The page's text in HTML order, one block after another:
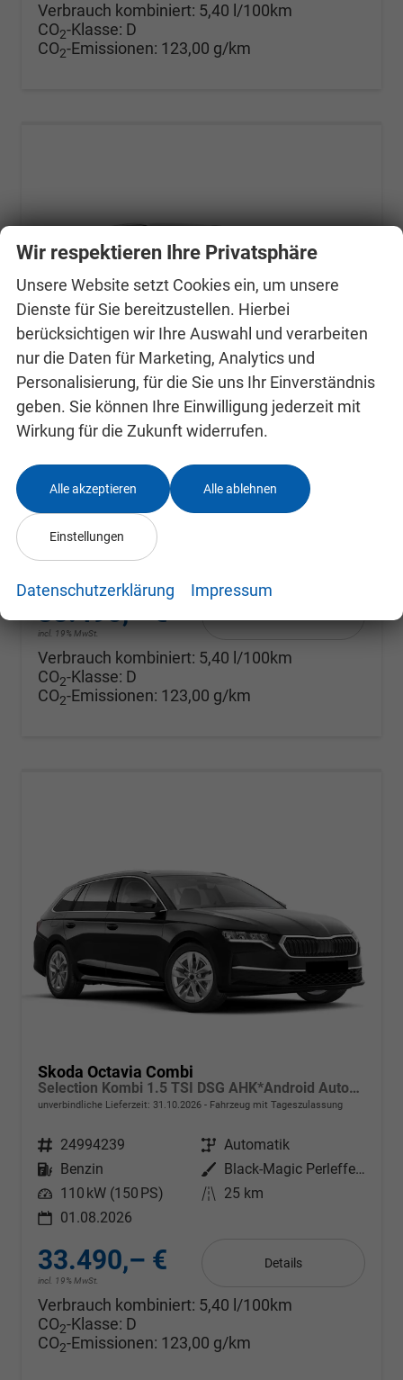
Verbrauch kombiniert: 5,40 l/100km
CO2-Klasse: D
CO2-Emissionen: 123,00 g/km
Skoda Octavia Combi
Fahrzeugnr. 24994238 Getriebe Automatik
Leistung 110 kW (150 PS)
33.490,– €
incl. 19% MwSt.
Verbrauch kombiniert: 5,40 l/100km
CO2-Klasse: D
CO2-Emissionen: 123,00 g/km
Skoda Octavia Combi
Selection Kombi 1.5 TSI DSG AHK*Android Auto*ACC*SHZ*E-Heck*Keyless*Kamera*2Z Klimaauto
unverbindliche Lieferzeit: 31.10.2026 Fahrzeug mit Tageszulassung
Fahrzeugnr. 24994239 Getriebe Automatik
Kraftstoff
Benzin Außenfarbe
Black-Magic Perleffekt
Leistung 110 kW (150 PS) Kilometerstand 25 km
01.08.2026
33.490,– €
incl. 19% MwSt.
Details
Verbrauch kombiniert: 5,40 l/100km
CO2-Klasse: D
CO2-Emissionen: 123,00 g/km
Wir respektieren Ihre Privatsphäre
Unsere Website setzt Cookies ein, um unsere
Dienste für Sie bereitzustellen. Hierbei
berücksichtigen wir Ihre Auswahl und verarbeiten
nur die Daten für Marketing, Analytics und
Personalisierung, für die Sie uns Ihr Einverständnis
geben. Sie können Ihre Einwilligung jederzeit mit
Wirkung für die Zukunft widerrufen.
Alle akzeptieren Alle ablehnen
Einstellungen
Datenschutzerklärung Impressum